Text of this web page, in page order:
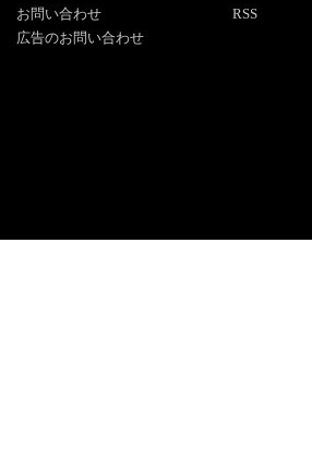
お問い合わせ
広告のお問い合わせ
RSS